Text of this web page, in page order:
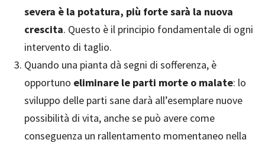
severa è la potatura, più forte sarà la nuova
crescita. Questo è il principio fondamentale di ogni
intervento di taglio.
Quando una pianta dà segni di sofferenza, è
opportuno eliminare le parti morte o malate: lo
sviluppo delle parti sane darà all’esemplare nuove
possibilità di vita, anche se può avere come
conseguenza un rallentamento momentaneo nella